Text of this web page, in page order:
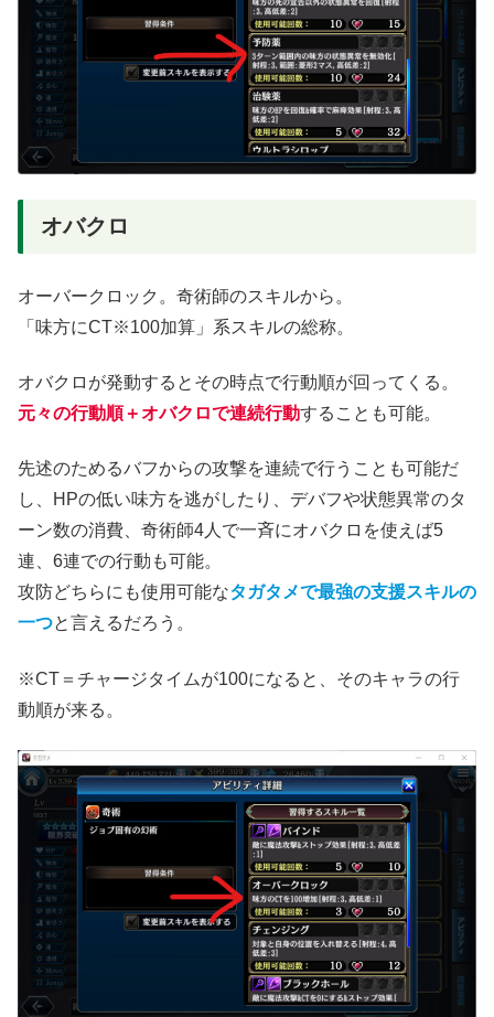
オバクロ
オーバークロック。奇術師のスキルから。
「味方にCT※100加算」系スキルの総称。
オバクロが発動するとその時点で行動順が回ってくる。
元々の行動順＋オバクロで連続行動することも可能。
先述のためるバフからの攻撃を連続で行うことも可能だ
し、HPの低い味方を逃がしたり、デバフや状態異常のタ
ーン数の消費、奇術師4人で一斉にオバクロを使えば5
連、6連での行動も可能。
攻防どちらにも使用可能なタガタメで最強の支援スキルの
一つと言えるだろう。
※CT＝チャージタイムが100になると、そのキャラの行
動順が来る。